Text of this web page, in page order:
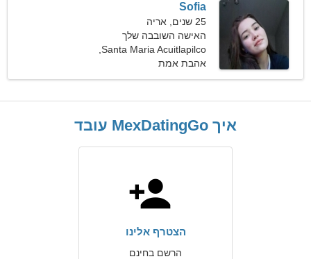
Sofia
25 שנים, אריה
האישה השובבה שלך
מקסיקו
אהבת אמת
איך MexDatingGo עובד
הצטרף אלינו
הרשם בחינם